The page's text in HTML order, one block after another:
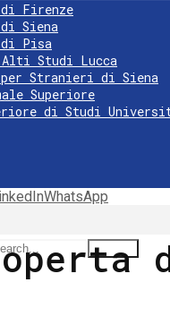
Firenze
Siena
Pisa
Alti Studi Lucca
Stranieri di Siena
Superiore
di Studi
Astrofisico di
Search
WhatsApp